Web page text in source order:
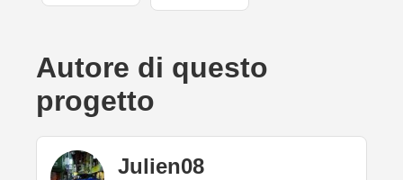
Autore di questo
progetto
Julien08